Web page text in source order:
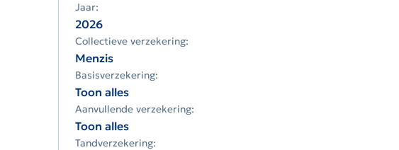
Jaar:
2026
Collectieve verzekering:
Menzis
Basisverzekering:
Toon alles
Aanvullende verzekering:
Toon alles
Tandverzekering: